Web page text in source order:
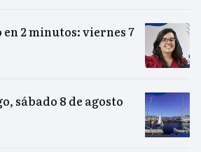
2 minutos: viernes 7
sábado 8 de agosto